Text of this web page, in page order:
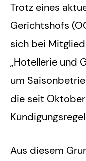
Trotz eines
Gerichtshofs
sich bei
„Hotellerie und
um
die seit
Aus diesem